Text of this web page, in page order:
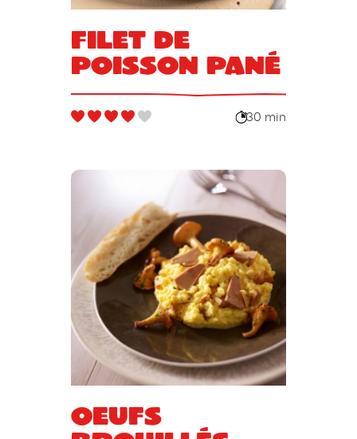
Filet de
poisson pané
30 min
Oeufs